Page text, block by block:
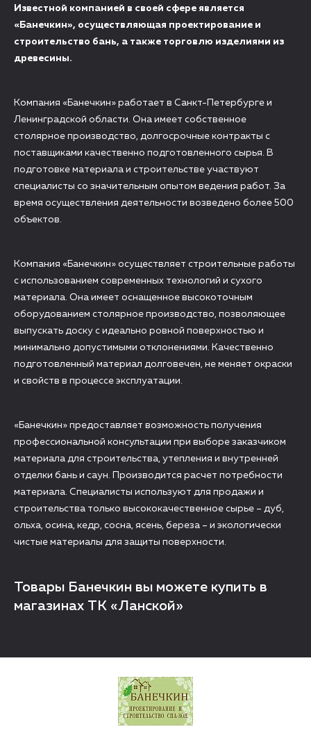
Известной компанией в своей сфере является
«Банечкин», осуществляющая проектирование и
строительство бань, а также торговлю изделиями из
древесины.
Компания «Банечкин» работает в Санкт-Петербурге и
Ленинградской области. Она имеет собственное
столярное производство, долгосрочные контракты с
поставщиками качественно подготовленного сырья. В
подготовке материала и строительстве участвуют
специалисты со значительным опытом ведения работ. За
время осуществления деятельности возведено более 500
объектов.
Компания «Банечкин» осуществляет строительные работы
с использованием современных технологий и сухого
материала. Она имеет оснащенное высокоточным
оборудованием столярное производство, позволяющее
выпускать доску с идеально ровной поверхностью и
минимально допустимыми отклонениями. Качественно
подготовленный материал долговечен, не меняет окраски
и свойств в процессе эксплуатации.
«Банечкин» предоставляет возможность получения
профессиональной консультации при выборе заказчиком
материала для строительства, утепления и внутренней
отделки бань и саун. Производится расчет потребности
материала. Специалисты используют для продажи и
строительства только высококачественное сырье – дуб,
ольха, осина, кедр, сосна, ясень, береза – и экологически
чистые материалы для защиты поверхности.
Товары Банечкин вы можете купить в
магазинах ТК «Ланской»